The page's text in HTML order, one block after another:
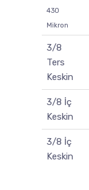
430
Mikron
3/8
Ters
Keskin
3/8 İç
Keskin
3/8 İç
Keskin